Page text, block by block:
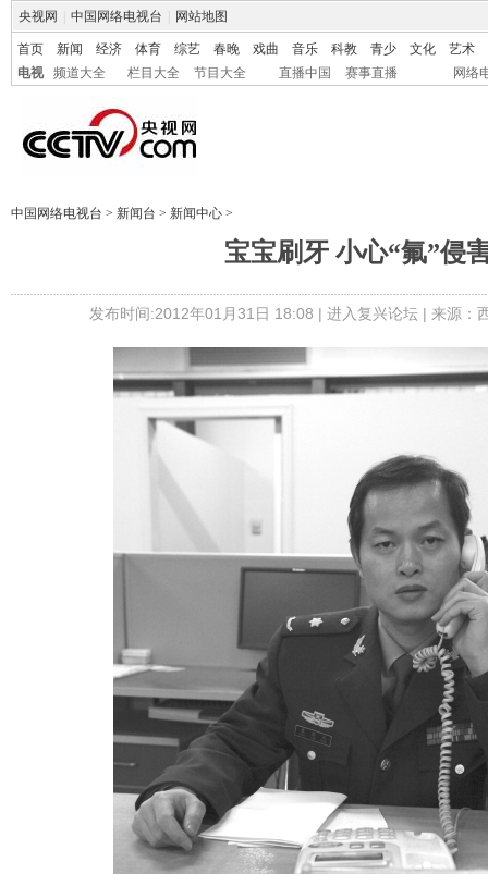
央视网 中国网络电视台 网站地图
首页 新闻 经济 体育 综艺 春晚 戏曲 音乐 科教 青少 文化
艺术
电视
频道大全 栏目大全 节目大全 直播中国 赛事直播 网络
中国网络电视台 > 新闻台 > 新闻中心 >
宝宝刷牙 小心“氟”侵
发布时间:2012年01月31日 18:08 | 进入复兴论坛| 来源：